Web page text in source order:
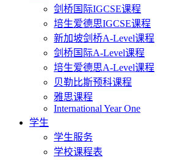
剑桥国际IGCSE课程
培生爱德思IGCSE课程
新加坡剑桥A-Level课程
剑桥国际A-Level课程
培生爱德思A-Level课程
贝勒比斯预科课程
雅思课程
International Year One
学生
学生服务
学校课程表